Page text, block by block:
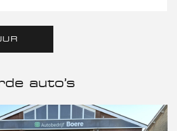
auto’s